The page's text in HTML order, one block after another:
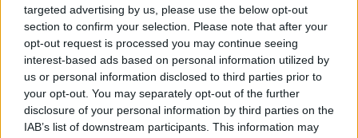
targeted advertising by us, please use the below opt-out
section to confirm your selection. Please note that after your
opt-out request is processed you may continue seeing
interest-based ads based on personal information utilized by
us or personal information disclosed to third parties prior to
your opt-out. You may separately opt-out of the further
disclosure of your personal information by third parties on the
IAB’s list of downstream participants. This information may
Castelo Branco: “Bienal Internacional de Artes e Ofícios”
promete afirmar artesanato, património e inovação como
“motores de desenvolvimento económico e cultural” do
município português
Covilhã: Especialista aponta investimento estrangeiro e
valorização imobiliária como motores do crescimento da